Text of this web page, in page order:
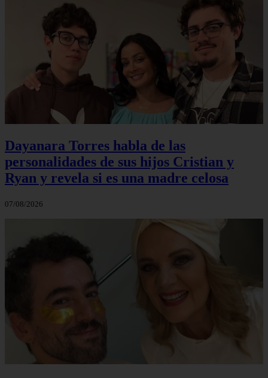
Dayanara Torres habla de las
personalidades de sus hijos Cristian y
Ryan y revela si es una madre celosa
07/08/2026